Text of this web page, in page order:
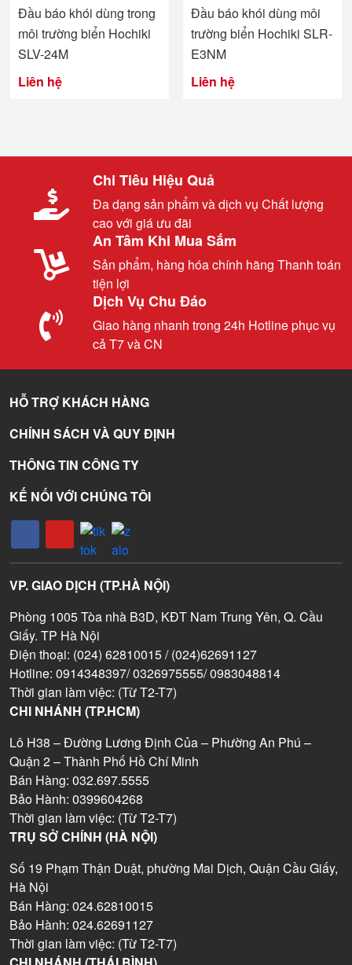
Đầu báo khói dùng trong
môi trường biển Hochiki
SLV-24M
Liên hệ
Đầu báo khói dùng môi
trường biển Hochiki SLR-
E3NM
Liên hệ
Chi Tiêu Hiệu Quả
Đa dạng sản phẩm và dịch vụ Chất lượng
cao với giá ưu đãi
An Tâm Khi Mua Sắm
Sản phẩm, hàng hóa chính hãng Thanh toán
tiện lợi
Dịch Vụ Chu Đáo
Giao hàng nhanh trong 24h Hotline phục vụ
cả T7 và CN
HỖ TRỢ KHÁCH HÀNG
CHÍNH SÁCH VÀ QUY ĐỊNH
THÔNG TIN CÔNG TY
KẾ NỐI VỚI CHÚNG TÔI
VP. GIAO DỊCH (TP.HÀ NỘI)
Phòng 1005 Tòa nhà B3D, KĐT Nam Trung Yên, Q. Cầu
Giấy. TP Hà Nội
Điện thoại: (024) 62810015 / (024)62691127
Hotline: 0914348397/ 0326975555/ 0983048814
Thời gian làm việc: (Từ T2-T7)
CHI NHÁNH (TP.HCM)
Lô H38 – Đường Lương Định Của – Phường An Phú –
Quận 2 – Thành Phố Hồ Chí Minh
Bán Hàng: 032.697.5555
Bảo Hành: 0399604268
Thời gian làm việc: (Từ T2-T7)
TRỤ SỞ CHÍNH (HÀ NỘI)
Số 19 Phạm Thận Duật, phường Mai Dịch, Quận Cầu Giấy,
Hà Nội
Bán Hàng: 024.62810015
Bảo Hành: 024.62691127
Thời gian làm việc: (Từ T2-T7)